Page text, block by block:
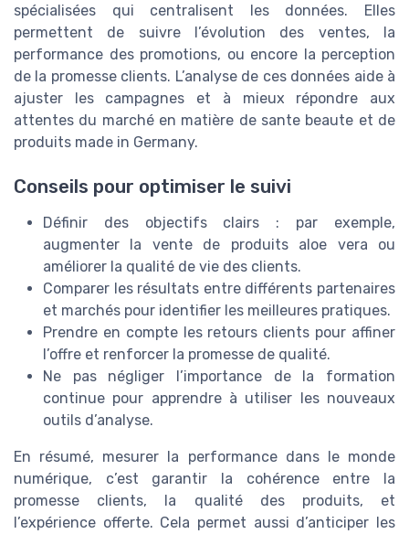
spécialisées qui centralisent les données. Elles
permettent de suivre l’évolution des ventes, la
performance des promotions, ou encore la perception
de la promesse clients. L’analyse de ces données aide à
ajuster les campagnes et à mieux répondre aux
attentes du marché en matière de sante beaute et de
produits made in Germany.
Conseils pour optimiser le suivi
Définir des objectifs clairs : par exemple,
augmenter la vente de produits aloe vera ou
améliorer la qualité de vie des clients.
Comparer les résultats entre différents partenaires
et marchés pour identifier les meilleures pratiques.
Prendre en compte les retours clients pour affiner
l’offre et renforcer la promesse de qualité.
Ne pas négliger l’importance de la formation
continue pour apprendre à utiliser les nouveaux
outils d’analyse.
En résumé, mesurer la performance dans le monde
numérique, c’est garantir la cohérence entre la
promesse clients, la qualité des produits, et
l’expérience offerte. Cela permet aussi d’anticiper les